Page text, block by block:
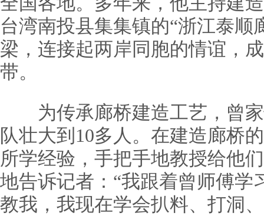
台湾南投县集集镇的“浙江泰顺
梁，连接起两岸同胞的情谊，
带。
为传承廊桥建造工艺，曾家
队壮大到10多人。在建造廊桥
所学经验，手把手地教授给他
地告诉记者：“我跟着曾师傅学
教我，我现在学会扒料、打洞